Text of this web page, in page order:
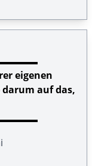
eigenen
auf das,